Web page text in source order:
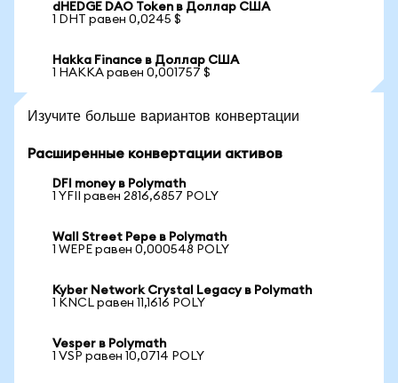
dHEDGE DAO Token в Доллар США
1 DHT равен 0,0245 $
Hakka Finance в Доллар США
1 HAKKA равен 0,001757 $
Изучите больше вариантов конвертации
Расширенные конвертации активов
DFI money в Polymath
1 YFII равен 2816,6857 POLY
Wall Street Pepe в Polymath
1 WEPE равен 0,000548 POLY
Kyber Network Crystal Legacy в Polymath
1 KNCL равен 11,1616 POLY
Vesper в Polymath
1 VSP равен 10,0714 POLY